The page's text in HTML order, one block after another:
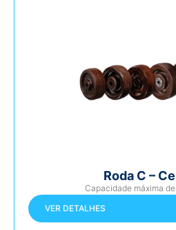
Roda C –
Capacidade máxima de
VER DETALHES